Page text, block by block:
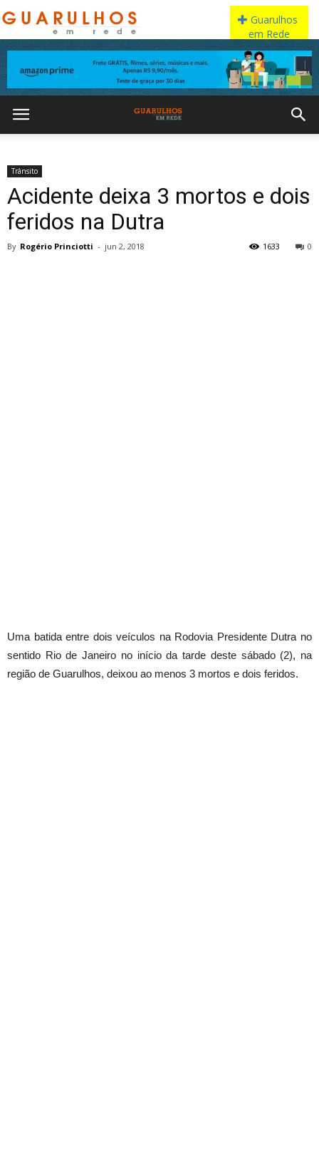
Trânsito
Acidente deixa 3 mortos e dois
feridos na Dutra
By Rogério Princiotti - jun 2, 2018 0
1633
Uma batida entre dois veículos na Rodovia Presidente Dutra no
sentido Rio de Janeiro no início da tarde deste sábado (2), na
região de Guarulhos, deixou ao menos 3 mortos e dois feridos.